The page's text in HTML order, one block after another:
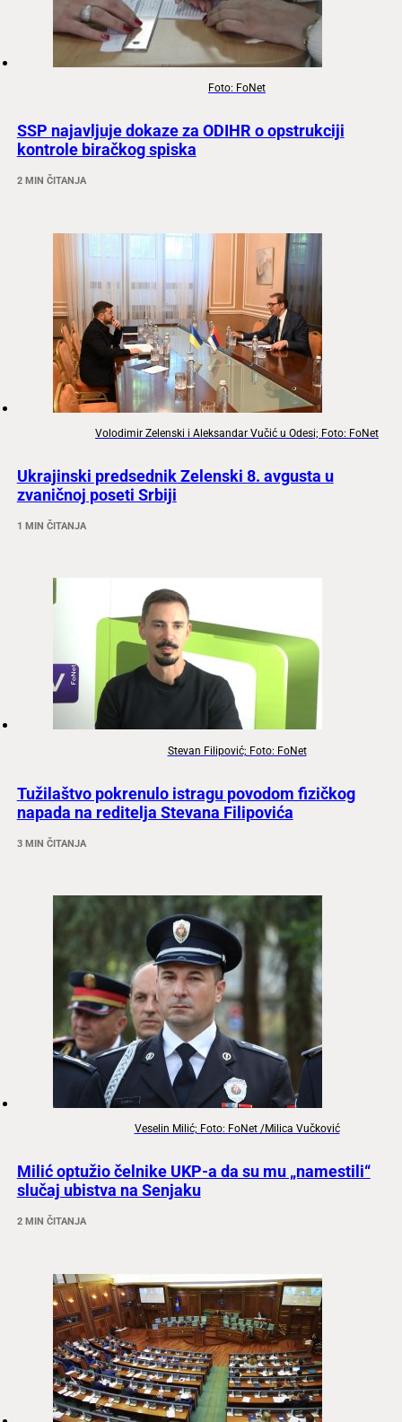
Foto: FoNet
SSP najavljuje dokaze za ODIHR o opstrukciji
kontrole biračkog spiska
2 MIN ČITANJA
Volodimir Zelenski i Aleksandar Vučić u Odesi; Foto: FoNet
Ukrajinski predsednik Zelenski 8. avgusta u
zvaničnoj poseti Srbiji
1 MIN ČITANJA
Stevan Filipović; Foto: FoNet
Tužilaštvo pokrenulo istragu povodom fizičkog
napada na reditelja Stevana Filipovića
3 MIN ČITANJA
Veselin Milić; Foto: FoNet /Milica Vučković
Milić optužio čelnike UKP-a da su mu „namestili“
slučaj ubistva na Senjaku
2 MIN ČITANJA